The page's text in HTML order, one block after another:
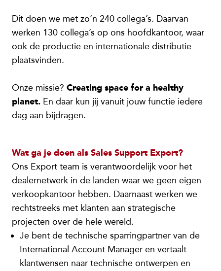
Dit doen we met zo’n 240 collega’s. Daarvan
werken 130 collega’s op ons hoofdkantoor, waar
ook de productie en internationale distributie
plaatsvinden.
Onze missie? Creating space for a healthy
planet. En daar kun jij vanuit jouw functie iedere
dag aan bijdragen.
Wat ga je doen als Sales Support Export?
Ons Export team is verantwoordelijk voor het
dealernetwerk in de landen waar we geen eigen
verkoopkantoor hebben. Daarnaast werken we
rechtstreeks met klanten aan strategische
projecten over de hele wereld.
Je bent de technische sparringpartner van de
International Account Manager en vertaalt
klantwensen naar technische ontwerpen en